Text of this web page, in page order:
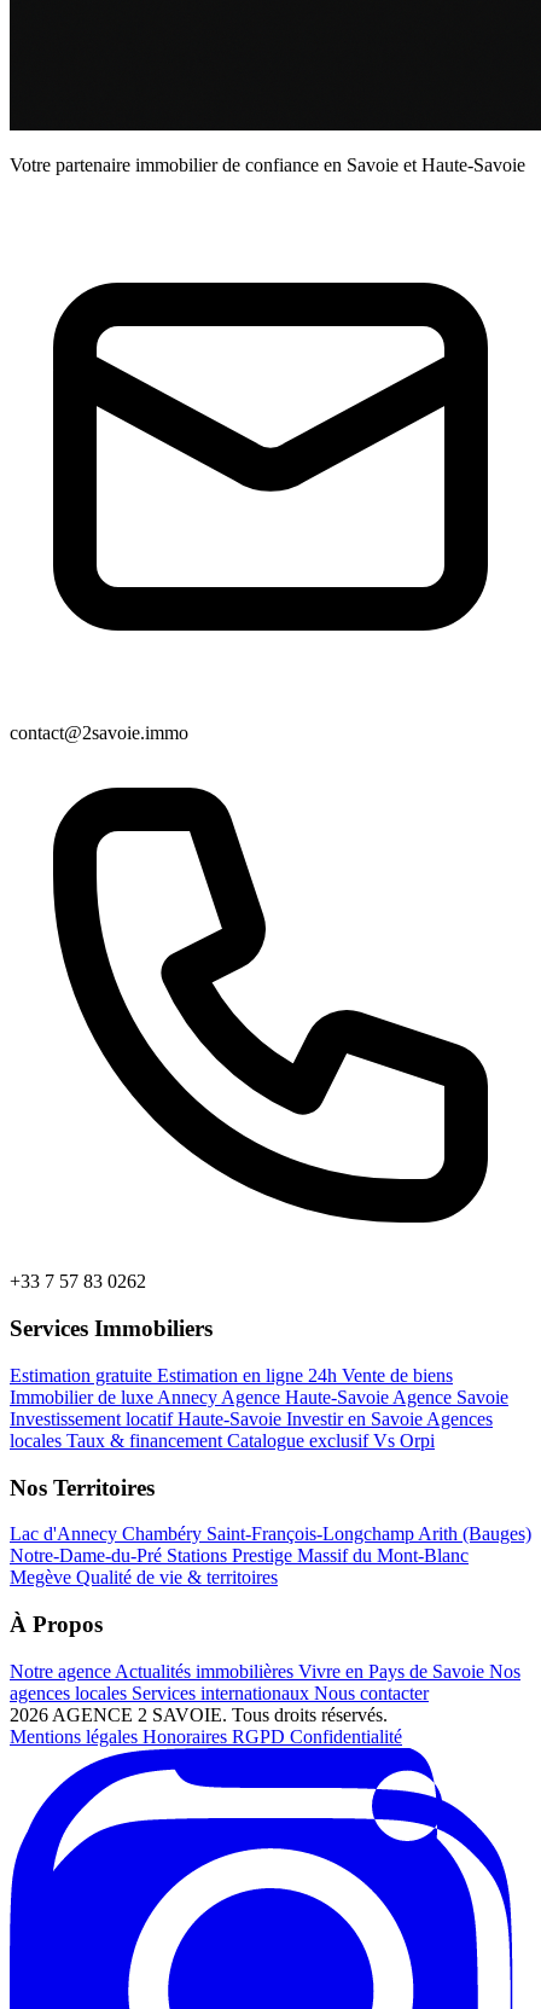
Votre partenaire immobilier de confiance en Savoie et Haute-Savoie
contact@2savoie.immo
+33 7 57 83 0262
Services Immobiliers
Estimation gratuite Estimation en ligne 24h Vente de biens
Immobilier de luxe Annecy Agence Haute-Savoie Agence Savoie
Investissement locatif Haute-Savoie Investir en Savoie Agences
locales Taux & financement Catalogue exclusifVs Orpi
Nos Territoires
Lac d'Annecy Chambéry Saint-François-Longchamp Arith (Bauges)
Notre-Dame-du-Pré Stations Prestige Massif du Mont-Blanc
Megève Qualité de vie & territoires
À Propos
Notre agence Actualités immobilières Vivre en Pays de Savoie Nos
agences locales Services internationaux Nous contacter
2026 AGENCE 2 SAVOIE. Tous droits réservés.
Mentions légales Honoraires RGPD Confidentialité